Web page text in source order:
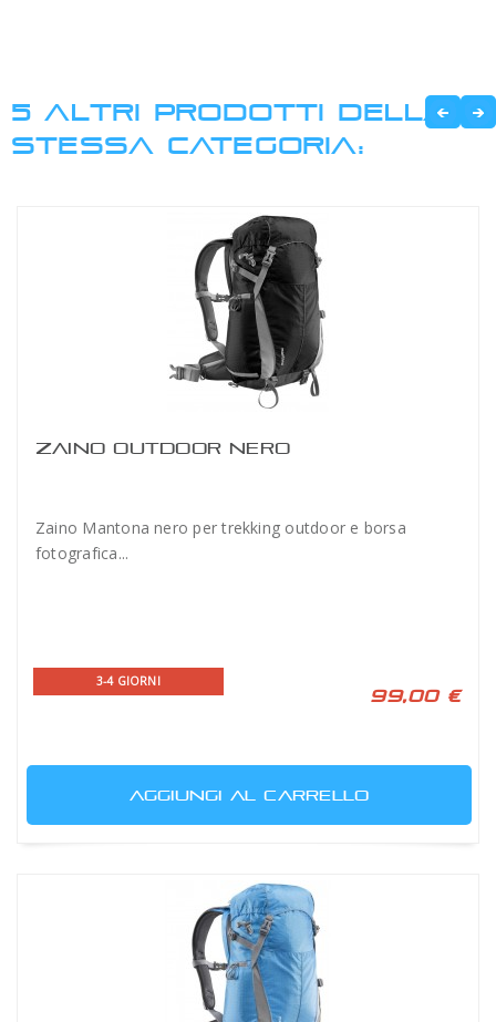
5 ALTRI PRODOTTI DELLA
STESSA CATEGORIA:
ZAINO OUTDOOR NERO
Zaino Mantona nero per trekking outdoor e borsa
fotografica...
3-4 GIORNI
99,00 €
AGGIUNGI AL CARRELLO